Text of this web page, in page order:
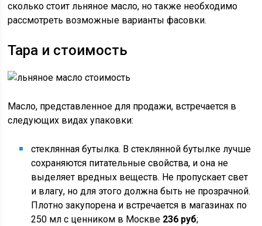
сколько стоит льняное масло, но также необходимо
рассмотреть возможные варианты фасовки.
Тара и стоимость
Масло, представленное для продажи, встречается в
следующих видах упаковки:
стеклянная бутылка. В стеклянной бутылке лучше
сохраняются питательные свойства, и она не
выделяет вредных веществ. Не пропускает свет
и влагу, но для этого должна быть не прозрачной.
Плотно закупорена и встречается в магазинах по
250 мл с ценником в Москве 236 руб;